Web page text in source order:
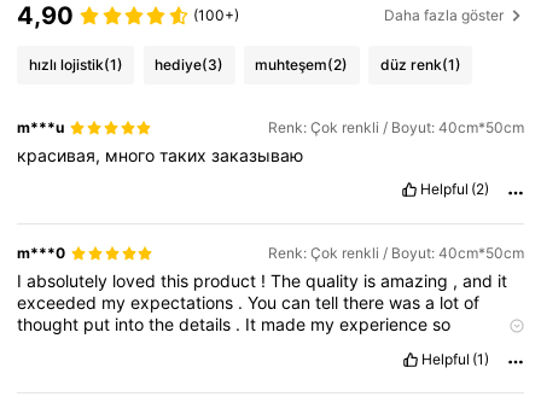
4,90 (100+) Daha fazla göster
hızlı lojistik(1) hediye(3) muhteşem(2) düz renk(1)
m***u Renk: Çok renkli / Boyut: 40cm*50cm
красивая, многотакихзаказываю
Helpful (2)
m***0 Renk: Çok renkli / Boyut: 40cm*50cm
Iabsolutely lovedthis product !Thequality isamazing ,and it
exceeded myexpectations .Youcantelltherewasa lotof
thought put intothedetails . It made myexperienceso
Helpful (1)